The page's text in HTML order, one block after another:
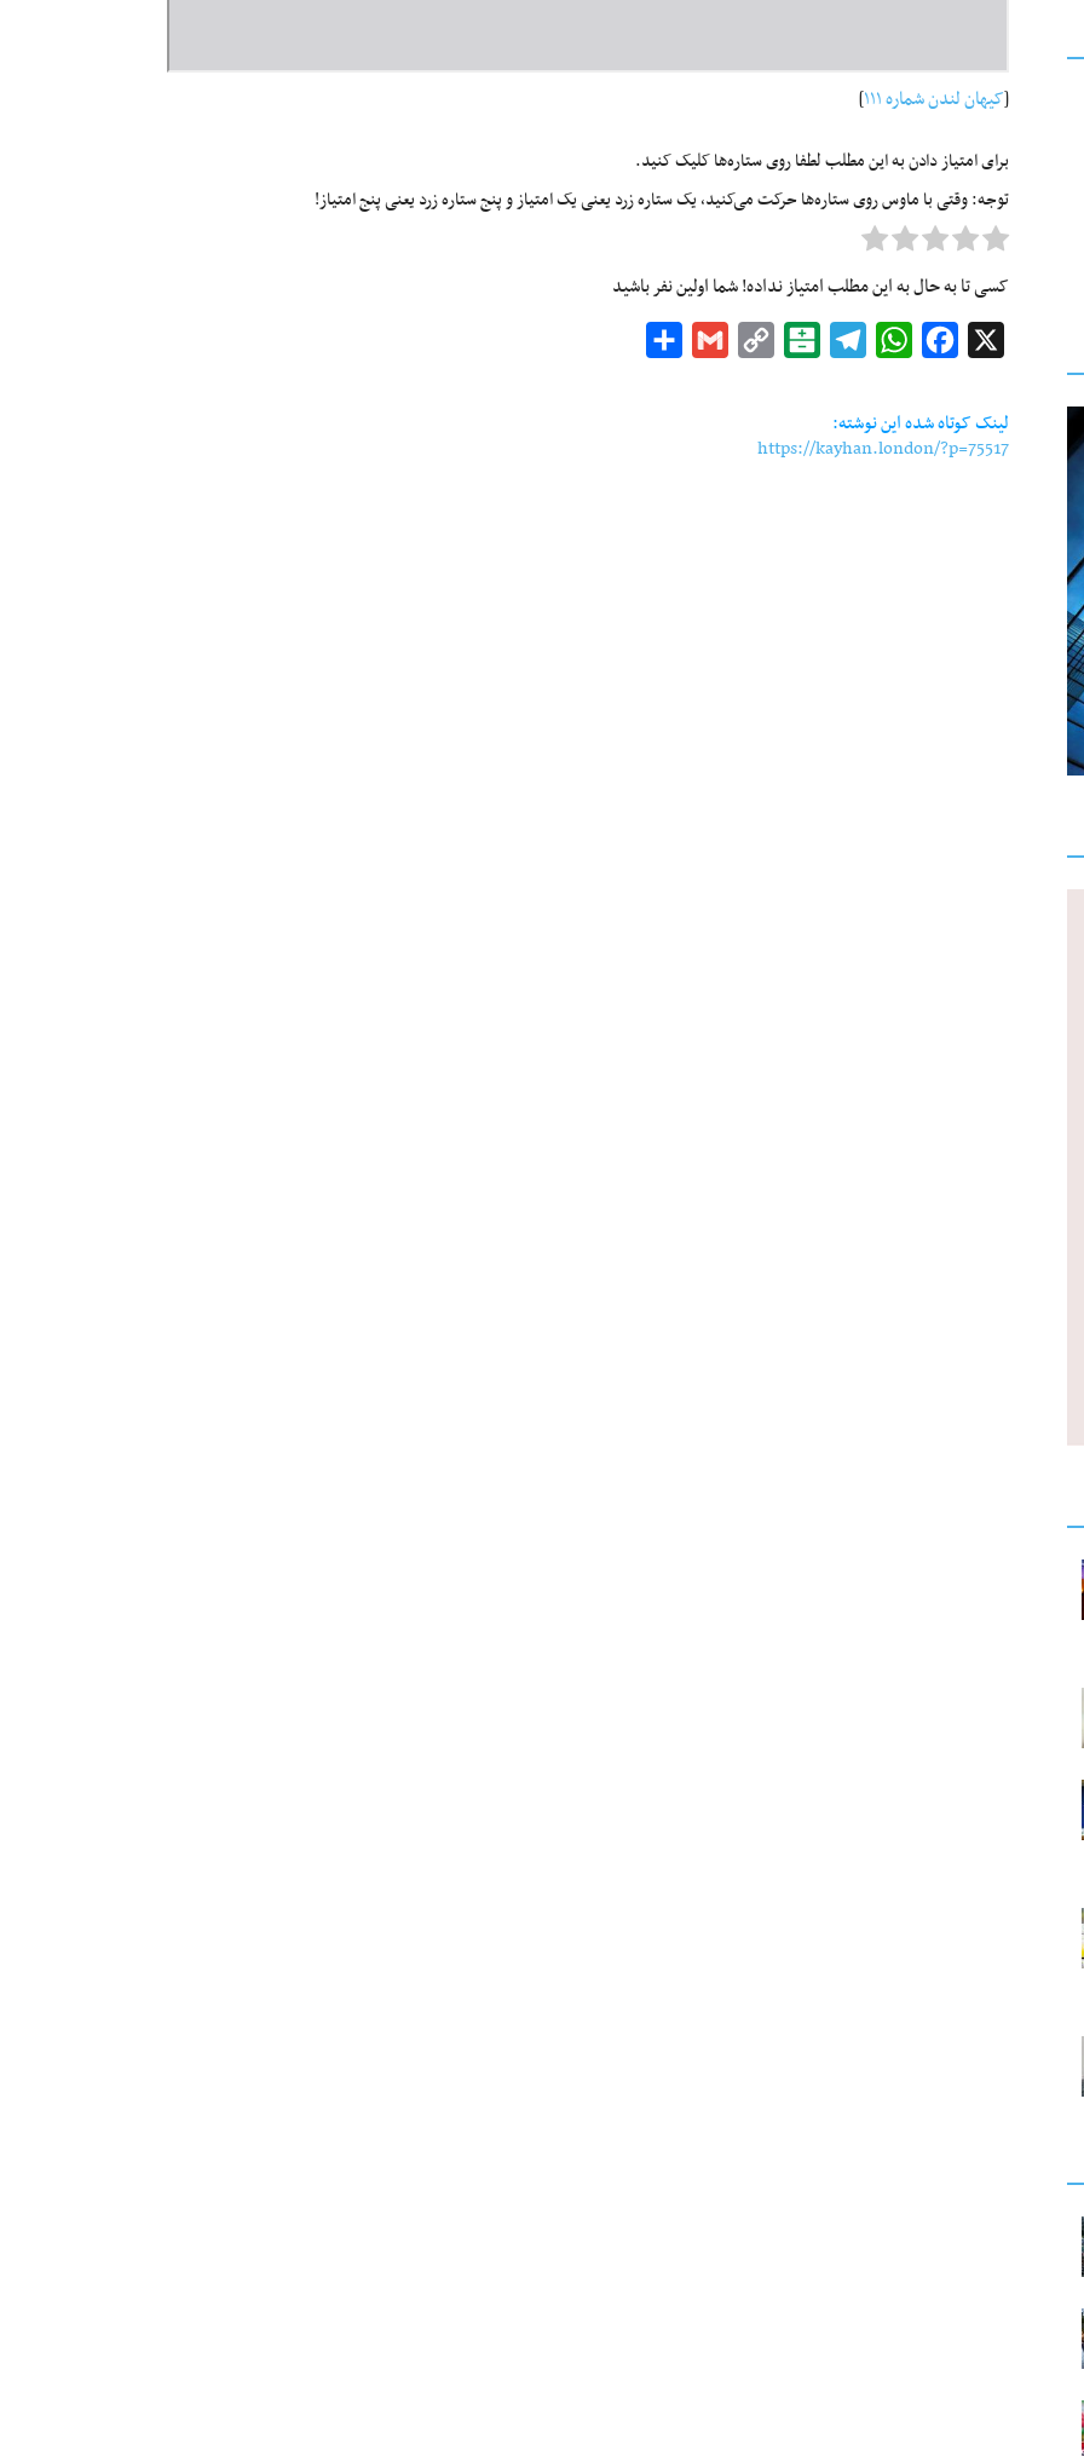
[کیهان لندن شماره ۱۱۱ ]
برای امتیاز دادن به این مطلب لطفا روی ستاره‌ها کلیک کنید.
توجه: وقتی با ماوس روی ستاره‌ها حرکت می‌کنید، یک ستاره زرد یعنی یک امتیاز و پنج ستاره زرد یعنی پنج امتیاز!
کسی تا به حال به این مطلب امتیاز نداده! شما اولین نفر باشید
Facebook
WhatsApp
Telegram
Balatarin
Copy
Gmail
لینک کوتاه شده این نوشته:
https://kayhan.london/?p=75517